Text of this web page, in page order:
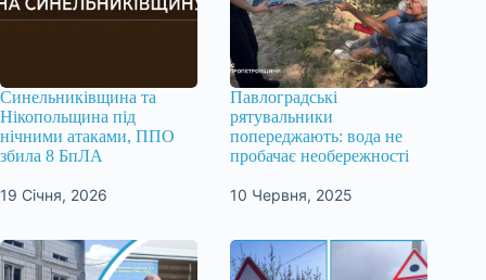
Синельниківщина та
Нікопольщина під
нічними атаками, ППО
збила 8 БпЛА
19 Січня, 2026
Павлоградські
рятувальники
попереджають: вода не
пробачає необережності
10 Червня, 2025